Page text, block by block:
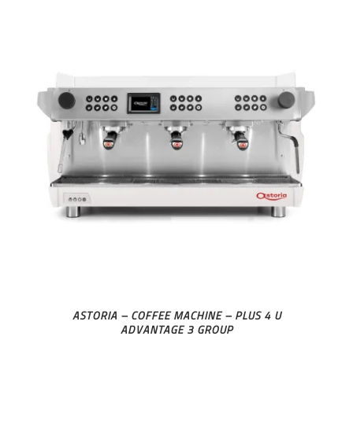
ASTORIA – COFFEE MACHINE – PLUS 4 U
ADVANTAGE 3 GROUP